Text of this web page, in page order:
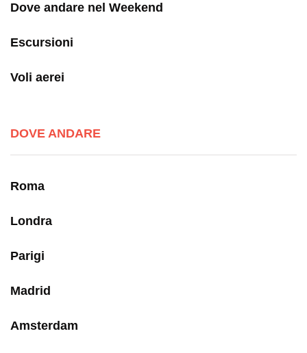
Dove andare nel Weekend
Escursioni
Voli aerei
DOVE ANDARE
Roma
Londra
Parigi
Madrid
Amsterdam